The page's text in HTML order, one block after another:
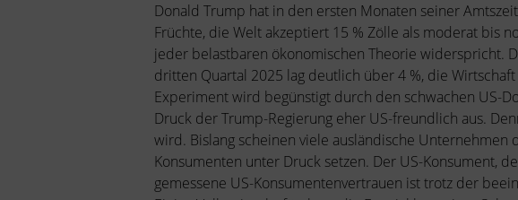
Donald Trump hat in den ersten Monaten seiner
Früchte, die Welt akzeptiert 15 % Zölle als moderat bis
jeder belastbaren ökonomischen Theorie widerspricht.
dritten Quartal 2025 lag deutlich über 4 %, die
Experiment wird begünstigt durch den schwachen US-
Druck der Trump-Regierung eher US-freundlich aus.
wird. Bislang scheinen viele ausländische
Konsumenten unter Druck setzen. Der US-Konsument,
gemessene US-Konsumentenvertrauen ist trotz der